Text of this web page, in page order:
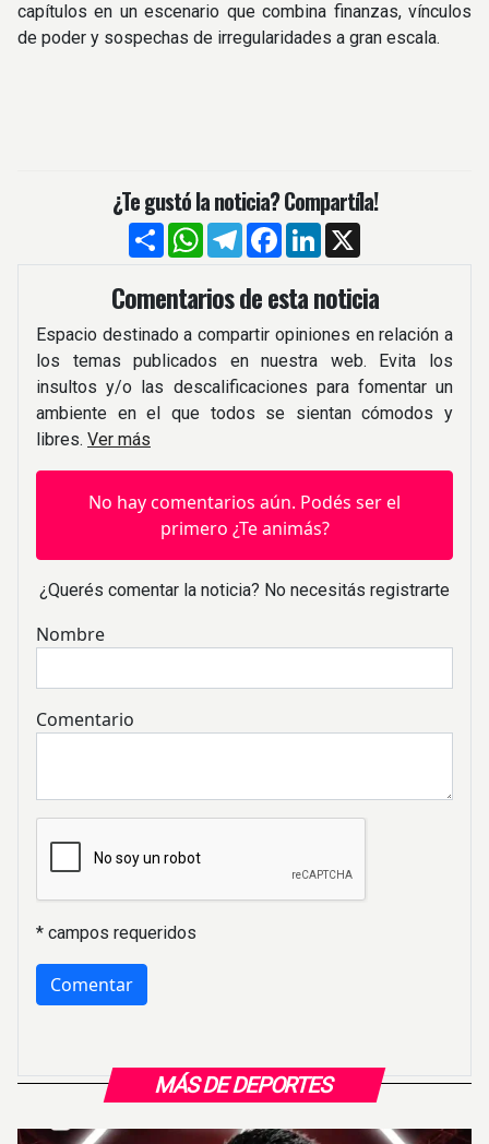
MÁS DE DEPORTES
capítulos en un escenario que combina finanzas, vínculos
de poder y sospechas de irregularidades a gran escala.
¿Te gustó la noticia? Compartíla!
CompartirWhatsApp
TelegramFacebook
LinkedIn
Comentarios de esta noticia
Espacio destinado a compartir opiniones en relación a
los temas publicados en nuestra web. Evita los
insultos y/o las descalificaciones para fomentar un
ambiente en el que todos se sientan cómodos y
libres. Ver más
No hay comentarios aún. Podés ser el
primero ¿Te animás?
¿Querés comentar la noticia? No necesitás registrarte
Nombre
Comentario
* campos requeridos